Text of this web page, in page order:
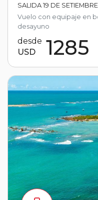
SALIDA 19 DE SETIEMBRE
Vuelo con equipaje en
desayuno
desde
USD
1285